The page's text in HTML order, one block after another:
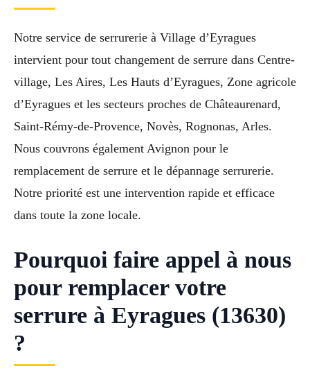
Notre service de serrurerie à Village d’Eyragues
intervient pour tout changement de serrure dans Centre-
village, Les Aires, Les Hauts d’Eyragues, Zone agricole
d’Eyragues et les secteurs proches de Châteaurenard,
Saint-Rémy-de-Provence, Novès, Rognonas, Arles.
Nous couvrons également Avignon pour le
remplacement de serrure et le dépannage serrurerie.
Notre priorité est une intervention rapide et efficace
dans toute la zone locale.
Pourquoi faire appel à nous
pour remplacer votre
serrure à Eyragues (13630)
?